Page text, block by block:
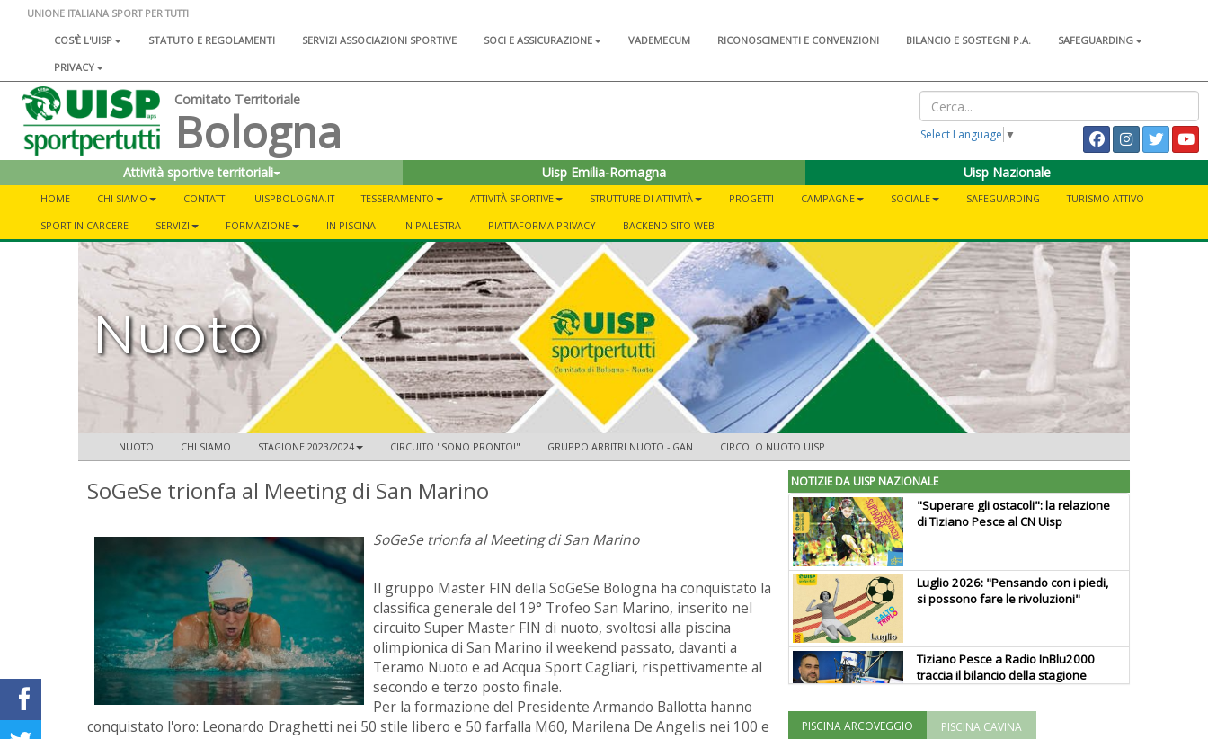
UNIONE ITALIANA SPORT PER TUTTI
COS'È L'UISP
STATUTO E REGOLAMENTI SERVIZI ASSOCIAZIONI SPORTIVE SOCI E ASSICURAZIONE VADEMECUM RICONOSCIMENTI E CONVENZIONI BILANCIO E SOSTEGNI P.A.
SAFEGUARDING
PRIVACY
Comitato Territoriale
Bologna Select Language ▼
Attività sportive territoriali Uisp Emilia-Romagna Uisp Nazionale
HOME CHI SIAMO CONTATTI UISPBOLOGNA.IT TESSERAMENTO ATTIVITÀ SPORTIVE STRUTTURE DI ATTIVITÀ PROGETTI CAMPAGNE SOCIALE SAFEGUARDING
TURISMO ATTIVO
SPORT IN CARCERE
SERVIZI FORMAZIONE IN PISCINA IN PALESTRA PIATTAFORMA PRIVACY BACKEND SITO WEB
Nuoto
NUOTO CHI SIAMO STAGIONE 2023/2024 CIRCUITO "SONO PRONTO!" GRUPPO ARBITRI NUOTO - GAN CIRCOLO NUOTO UISP
SoGeSe trionfa al Meeting di San Marino
SoGeSe trionfa al Meeting di San Marino
Il gruppo Master FIN della SoGeSe Bologna ha conquistato la
classifica generale del 19° Trofeo San Marino, inserito nel
circuito Super Master FIN di nuoto, svoltosi alla piscina
olimpionica di San Marino il weekend passato, davanti a
Teramo Nuoto e ad Acqua Sport Cagliari, rispettivamente al
secondo e terzo posto finale.
Per la formazione del Presidente Armando Ballotta hanno
conquistato l'oro: Leonardo Draghetti nei 50 stile libero e 50 farfalla M60, Marilena De Angelis nei 100 e
NOTIZIE DA UISP NAZIONALE
"Superare gli ostacoli": la relazione
di Tiziano Pesce al CN Uisp
Luglio 2026: "Pensando con i piedi,
si possono fare le rivoluzioni"
Tiziano Pesce a Radio InBlu2000
traccia il bilancio della stagione
PISCINA ARCOVEGGIO PISCINA CAVINA